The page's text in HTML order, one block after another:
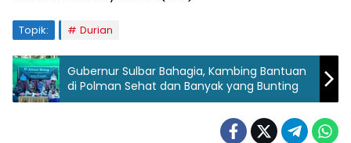
Topik: Durian
Gubernur Sulbar Bahagia, Kambing Bantuan
di Polman Sehat dan Banyak yang Bunting